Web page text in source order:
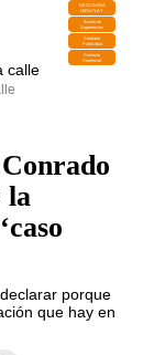
DESCARGA
MIRAPLAY
Buzón de
Sugerencias
Contratar
Publicidad
Contacto
Comercial
la
porque
que hay en